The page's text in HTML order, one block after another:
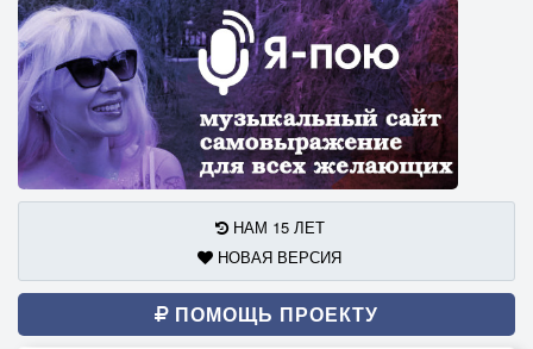
НАМ 15 ЛЕТ
НОВАЯ ВЕРСИЯ
ПОМОЩЬ ПРОЕКТУ